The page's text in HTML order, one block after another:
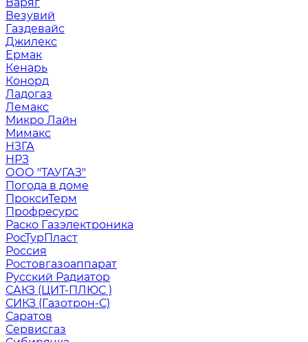
Везувий
Газдевайс
Джилекс
Ермак
Кенарь
Конорд
Ладогаз
Лемакс
Микро Лайн
Мимакс
НЗГА
НРЗ
ООО "ТАУГАЗ"
Погода в доме
ПроксиТерм
Профресурс
Раско Газэлектроника
РосТурПласт
Россия
Ростовгазоаппарат
Русский Радиатор
САКЗ (ЦИТ-ПЛЮС )
СИКЗ (Газотрон-С)
Саратов
Сервисгаз